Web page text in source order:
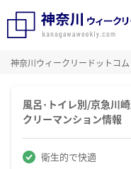
神奈川ウィークリードットコム
風呂･トイレ別/京急川
クリーマンション情報
衛生的で快適